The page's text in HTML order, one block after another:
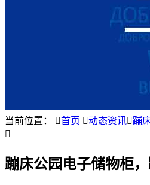
当前位置： 首页 动态资讯蹦

蹦床公园电子储物柜